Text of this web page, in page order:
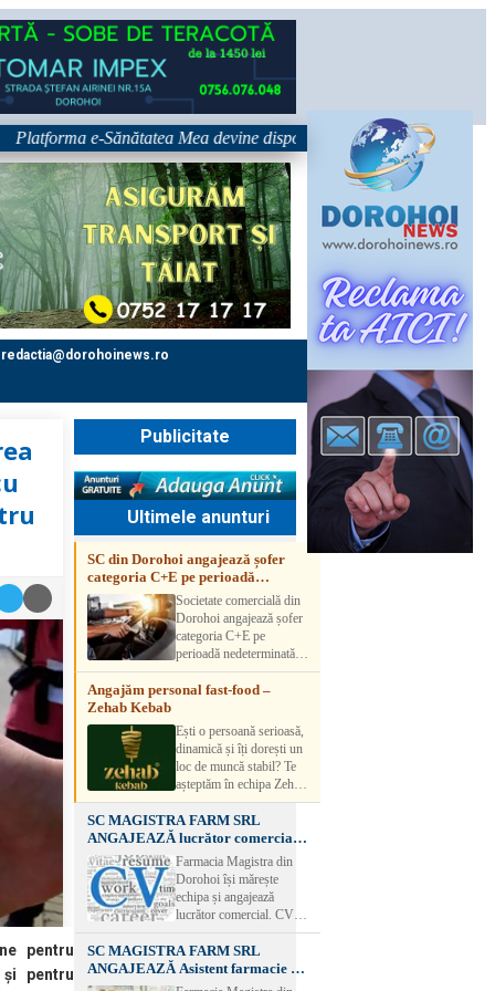
e-Sănătatea Mea devine disponibilă pe 1 septembrie:
redactia@dorohoinews.ro
pentru
pentru
Publicitate
Ultimele anunturi
SC din Dorohoi angajează șofer
categoria C+E pe perioadă
nedeterminatăSocietate comercială din
Dorohoi angajează șofer
categoria C+E pe
perioadă nedeterminată.
Candidatul trebuie să
aibă experiență și atestat
detalii, vă rog să sunați la
numărul de telefon.
Angajăm personal fast-food –
Zehab Kebab
Ești o persoană serioasă,
dinamică și îți dorești un
loc de muncă stabil? Te
așteptăm în echipa Zehab
Kebab! Posturi
disponibile: -
SHAORMAR AJUTOR
BUCATAR 2/posturi -
LUCRATOR
COMERCIAL
VANZATOR /2 posturi
muncă Program flexibil
Salariu motivant, în
funcție de experienț
SC MAGISTRA FARM SRL
ANGAJEAZĂ lucrător comercial –
DOROHOI
Farmacia Magistra din
Dorohoi își mărește
echipa și angajează
lucrător comercial. CV-
urile se pot depune: * la
sediul Farmaciei
Magistra – Bulevardul
Victoriei nr. 23, Dorohoi
SC MAGISTRA FARM SRL
ANGAJEAZĂ Asistent farmacie –
DOROHOI